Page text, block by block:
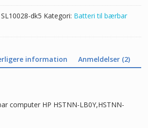
SL10028-dk5 Kategori: Batteri til bærbar
information Anmeldelser (2)
computer HP HSTNN-LB0Y,HSTNN-